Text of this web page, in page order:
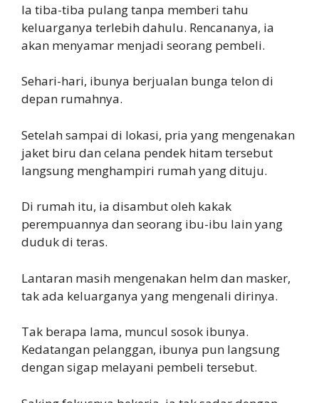
Ia tiba-tiba pulang tanpa memberi tahu
keluarganya terlebih dahulu. Rencananya, ia
akan menyamar menjadi seorang pembeli.
Sehari-hari, ibunya berjualan bunga telon di
depan rumahnya.
Setelah sampai di lokasi, pria yang mengenakan
jaket biru dan celana pendek hitam tersebut
langsung menghampiri rumah yang dituju.
Di rumah itu, ia disambut oleh kakak
perempuannya dan seorang ibu-ibu lain yang
duduk di teras.
Lantaran masih mengenakan helm dan masker,
tak ada keluarganya yang mengenali dirinya.
Tak berapa lama, muncul sosok ibunya.
Kedatangan pelanggan, ibunya pun langsung
dengan sigap melayani pembeli tersebut.